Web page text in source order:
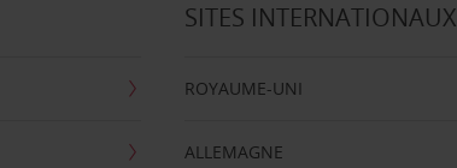
SITES INTERNATIONAUX
ROYAUME-UNI
ALLEMAGNE